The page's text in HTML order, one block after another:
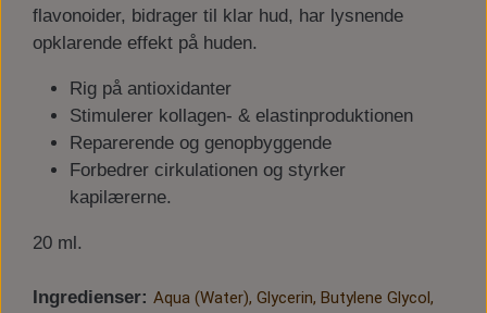
flavonoider, bidrager til klar hud, har lysnende
opklarende effekt på huden.
Rig på antioxidanter
Stimulerer kollagen- & elastinproduktionen
Reparerende og genopbyggende
Forbedrer cirkulationen og styrker
kapilærerne.
20 ml.
Ingredienser: Aqua (Water), Glycerin, Butylene Glycol,